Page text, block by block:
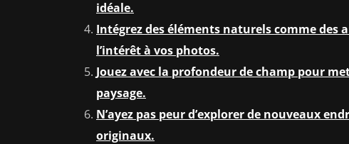
idéale.
Intégrez des éléments naturels comme des
l’intérêt à vos photos.
Jouez avec la profondeur de champ pour
paysage.
N’ayez pas peur d’explorer de nouveaux
originaux.